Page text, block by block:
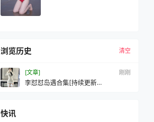
浏览历史 清空
[文章] 10 秒前
李怼怼岛遇合集[持续更新
快讯